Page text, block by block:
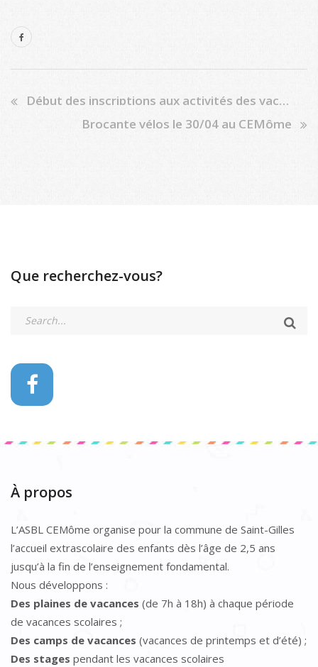
Début des inscriptions aux activités des vacances de printemps le lundi 07/03
Brocante vélos le 30/04 au CEMôme
Que recherchez-vous?
À propos
L’ASBL CEMôme organise pour la commune de Saint-Gilles
l’accueil extrascolaire des enfants dès l’âge de 2,5 ans
jusqu’à la fin de l’enseignement fondamental.
Nous développons :
Des plaines de vacances (de 7h à 18h) à chaque période
de vacances scolaires ;
Des camps de vacances (vacances de printemps et d’été) ;
Des stages pendant les vacances scolaires